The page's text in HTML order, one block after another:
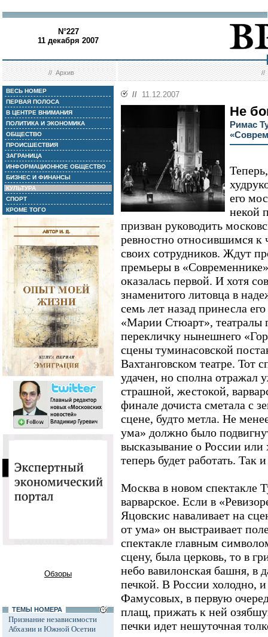
N°227
11 декабря 2007
//Архив //
ВЕСЬ НОМЕР
ПЕРВАЯ ПОЛОСА
В ЦЕНТРЕ ВНИМАНИЯ
ПОЛИТИКА И ЭКОНОМИКА
ОБЩЕСТВО
ПРОИСШЕСТВИЯ
ЗАГРАНИЦА
ИНФОРМАЦИОННОЕ ОБЩЕСТВО
БИЗНЕС И ФИНАНСЫ
КУЛЬТУРА
СПОРТ
КРОМЕ ТОГО
Обзоры
ТЕМЫ НОМЕРА
Признание независимости
Абхазии и Южной Осетии
// 11.12.2007
Не
Римас
его
некой
призван руководить
ревностно относившимся к
своих сотрудников. Ждут
премьеры в
оказалась первой. И хотя
знаменитого литовца в
семь лет назад принесла
«Марии Стюарт», театралы
перекличку нынешнего
сцены туминасовской
Вахтанговском театре. Тот
удачен, но сполна отражал
страшной, жестокой,
финале дочиста сметала с
сцене, будто метла. Не
ума» должно было
высказывание о России
теперь будет работать. Так
Москва в новом спектакле
варварское. Если в
Яцовскис наваливает на
от ума» он выстраивает
спектакле главным
сцену, была церковь, то в
небо вавилонская башня, в
печкой. В России холодно,
Фамусовых, в первую
плащ, прижать к ней
печки идет нешуточная